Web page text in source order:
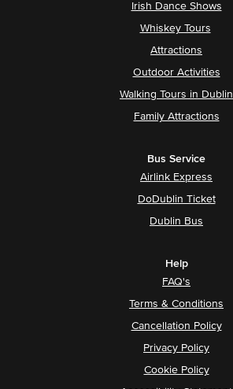
Irish Dance Shows
Whiskey Tours
Attractions
Outdoor Activities
Walking Tours in Dublin
Family Attractions
Bus Service
Airlink Express
DoDublin Ticket
Dublin Bus
Help
FAQ's
Terms & Conditions
Cancellation Policy
Privacy Policy
Cookie Policy